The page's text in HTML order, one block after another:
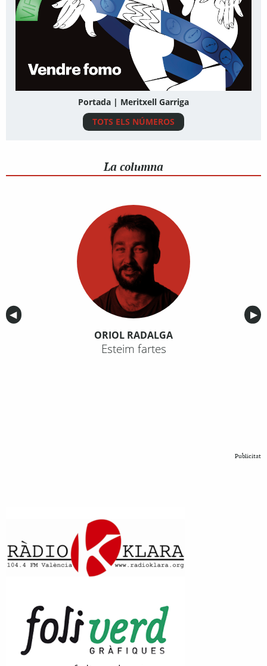
Portada | Meritxell Garriga
TOTS ELS NÚMEROS
La columna
Anterior
◀︎ ▶︎
ORIOL RADALGA
Esteim fartes
Publicitat